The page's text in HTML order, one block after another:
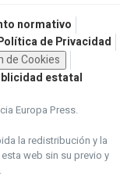
normativo
de Privacidad
de Cookies
estatal
Europa Press.
la redistribución y la
web sin su previo y